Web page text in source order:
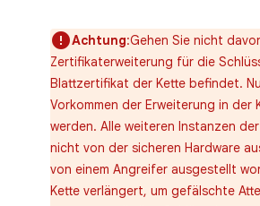
Achtung:Gehen Sie nicht
Zertifikaterweiterung für die
Blattzertifikat der Kette befindet.
Vorkommen der Erweiterung in der
werden. Alle weiteren Instanzen
nicht von der sicheren Hardware
von einem Angreifer ausgestellt
Kette verlängert, um gefälschte